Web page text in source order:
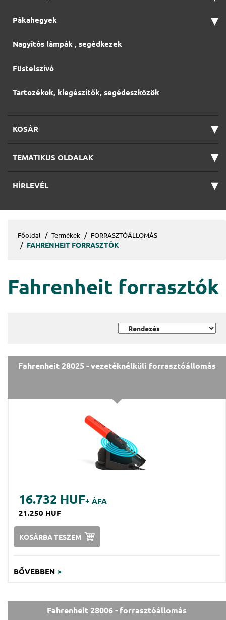
Pákahegyek ▾
Nagyítós lámpák , segédkezek
Füstelszívó
Tartozékok, kiegészítők, segédeszközök
KOSÁR ▾
TEMATIKUS OLDALAK ▾
HÍRLEVÉL ▾
Főoldal Termékek FORRASZTÓÁLLOMÁS
FAHRENHEIT FORRASZTÓK
Fahrenheit forrasztók
Fahrenheit 28025 - vezetéknélküli forrasztóállomás
16.732 HUF+ ÁFA
21.250 HUF
KOSÁRBA TESZEM
BŐVEBBEN >
Fahrenheit 28006 - forrasztóállomás